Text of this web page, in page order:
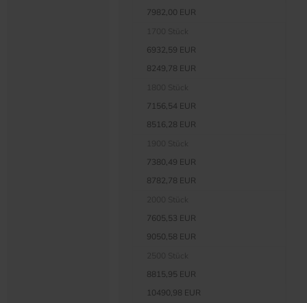
7982,00 EUR
6932,59 EUR
8249,78 EUR
7156,54 EUR
8516,28 EUR
7380,49 EUR
8782,78 EUR
7605,53 EUR
9050,58 EUR
8815,95 EUR
10490,98 EUR